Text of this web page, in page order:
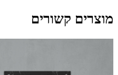
מוצרים קשורים